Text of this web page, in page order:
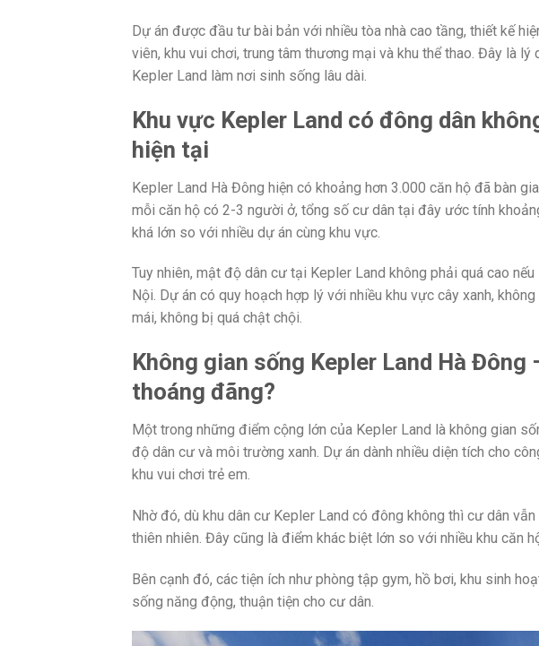
Dự án được đầu tư bài bản với nhiều tòa nhà cao tầng, thiết kế
viên, khu vui chơi, trung tâm thương mại và khu thể thao. Đây là
Kepler Land làm nơi sinh sống lâu dài.
Khu vực Kepler Land có đông dân
hiện tại
Kepler Land Hà Đông hiện có khoảng hơn 3.000 căn hộ đã bàn
mỗi căn hộ có 2-3 người ở, tổng số cư dân tại đây ước tính
khá lớn so với nhiều dự án cùng khu vực.
Tuy nhiên, mật độ dân cư tại Kepler Land không phải quá cao
Nội. Dự án có quy hoạch hợp lý với nhiều khu vực cây xanh,
mái, không bị quá chật chội.
Không gian sống Kepler Land Hà Đông
thoáng đãng?
Một trong những điểm cộng lớn của Kepler Land là không gian
độ dân cư và môi trường xanh. Dự án dành nhiều diện tích cho
khu vui chơi trẻ em.
Nhờ đó, dù khu dân cư Kepler Land có đông không thì cư dân
thiên nhiên. Đây cũng là điểm khác biệt lớn so với nhiều khu căn
Bên cạnh đó, các tiện ích như phòng tập gym, hồ bơi, khu sinh
sống năng động, thuận tiện cho cư dân.